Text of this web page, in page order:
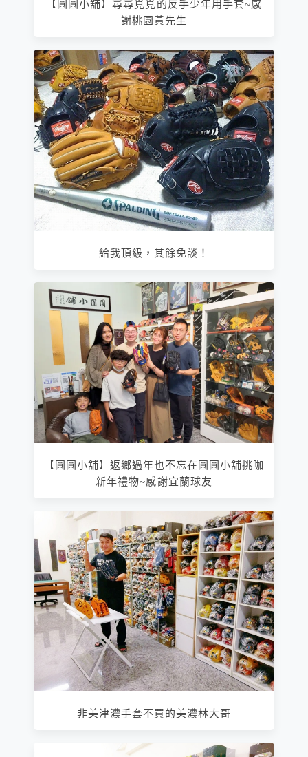
【圓圓小舖】尋尋覓覓的反手少年用手套~感
謝桃園黃先生
給我頂級，其餘免談！
【圓圓小舖】返鄉過年也不忘在圓圓小舖挑咖
新年禮物~感謝宜蘭球友
非美津濃手套不買的美濃林大哥